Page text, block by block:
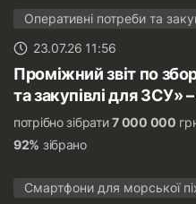
Оперативні потреби та
23.07.26 11:56
Проміжний звіт по
та закупівлі для ЗСУ»
потрібно зібрати7 000 000
92% зібрано
Смартфони для морської